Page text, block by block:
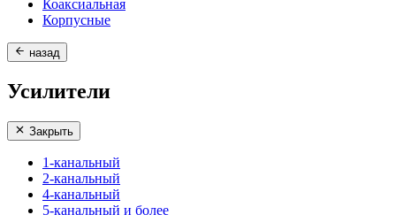
Коаксиальная
Корпусные
назад
Усилители
Закрыть
1-канальный
2-канальный
4-канальный
5-канальный и более